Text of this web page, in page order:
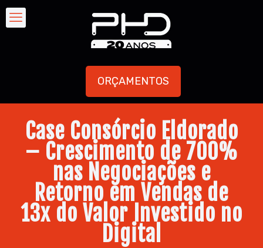
ORÇAMENTOS
Case Consórcio Eldorado
– Crescimento de 700%
nas Negociações e
Retorno em Vendas de
13x do Valor Investido no
Digital